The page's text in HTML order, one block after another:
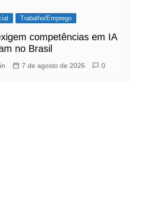
Trabalho/Emprego
competências em IA
no Brasil
7 de agosto de 2026 0